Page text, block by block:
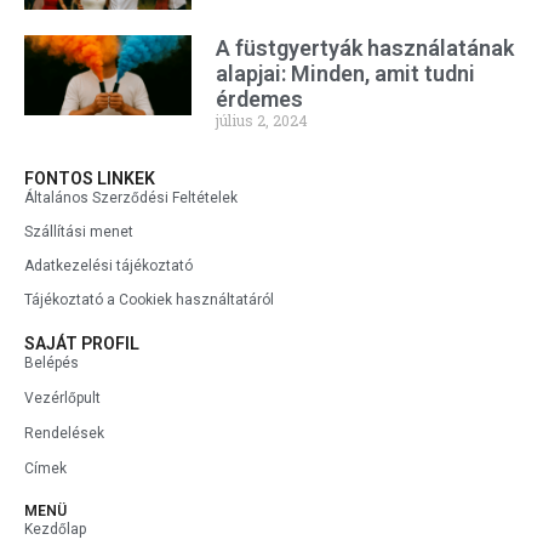
A füstgyertyák használatának
alapjai: Minden, amit tudni
érdemes
július 2, 2024
FONTOS LINKEK
Általános Szerződési Feltételek
Szállítási menet
Adatkezelési tájékoztató
Tájékoztató a Cookiek használtatáról
SAJÁT PROFIL
Belépés
Vezérlőpult
Rendelések
Címek
MENÜ
Kezdőlap